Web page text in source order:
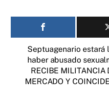
Septuagenario
haber abusado
RECIBE MILITANCIA
MERCADO Y